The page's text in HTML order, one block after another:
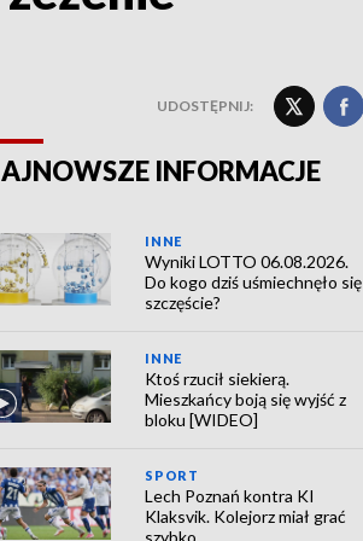
UDOSTĘPNIJ:
INFORMACJE
INNE
Wyniki LOTTO 06.08.2026.
Do kogo dziś uśmiechnęło się
szczęście?
INNE
Ktoś rzucił siekierą.
Mieszkańcy boją się wyjść z
bloku [WIDEO]
SPORT
Lech Poznań kontra KI
Klaksvik. Kolejorz miał grać
szybko